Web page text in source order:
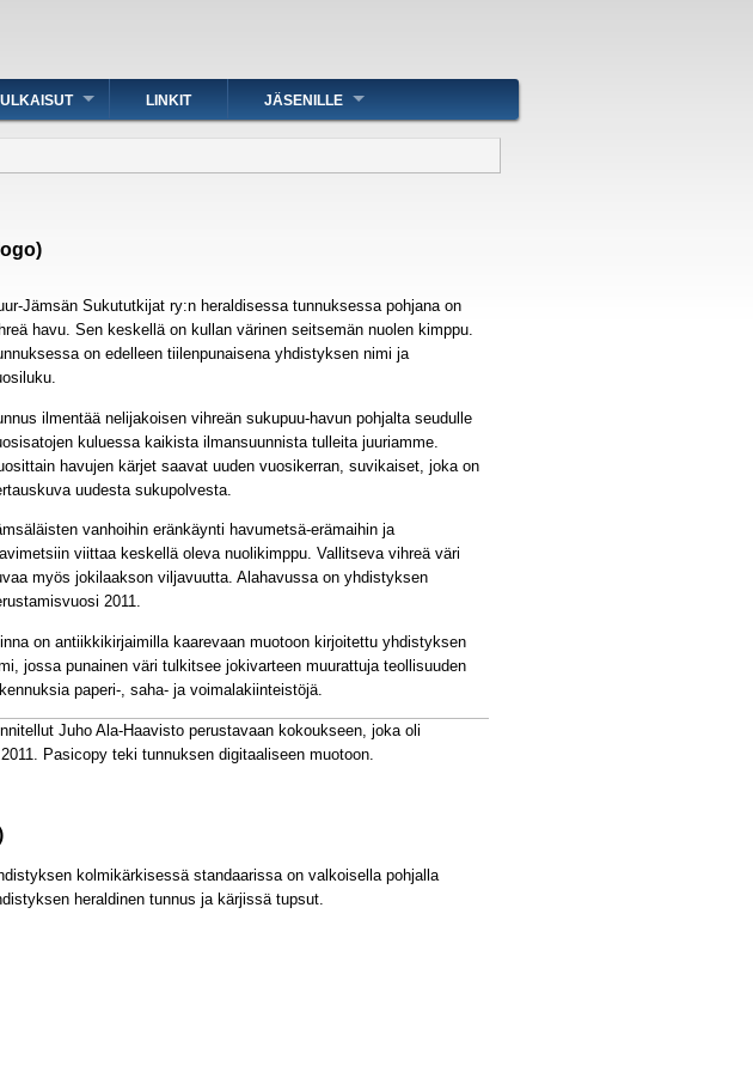
LINKIT JÄSENILLE
Jämsän Sukututkijat ry:n heraldisessa tunnuksessa pohjana on
havu. Sen keskellä on kullan värinen seitsemän nuolen kimppu.
on edelleen tiilenpunaisena yhdistyksen nimi ja
ilmentää nelijakoisen vihreän sukupuu-havun pohjalta seudulle
kuluessa kaikista ilmansuunnista tulleita juuriamme.
havujen kärjet saavat uuden vuosikerran, suvikaiset, joka on
uudesta sukupolvesta.
vanhoihin eränkäynti havumetsä-erämaihin ja
viittaa keskellä oleva nuolikimppu. Vallitseva vihreä väri
myös jokilaakson viljavuutta. Alahavussa on yhdistyksen
2011.
on antiikkikirjaimilla kaarevaan muotoon kirjoitettu yhdistyksen
jossa punainen väri tulkitsee jokivarteen muurattuja teollisuuden
paperi-, saha- ja voimalakiinteistöjä.
Juho Ala-Haavisto perustavaan kokoukseen, joka oli
Pasicopy teki tunnuksen digitaaliseen muotoon.
kolmikärkisessä standaarissa on valkoisella pohjalla
heraldinen tunnus ja kärjissä tupsut.